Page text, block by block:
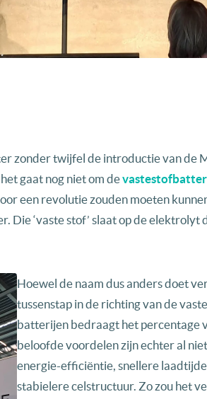
zonder twijfel de introductie van de
gaat nog niet om de
een revolutie zouden moeten
Die ‘vaste stof’ slaat op de
Hoewel de naam dus anders doet
tussenstap in de richting van de
batterijen bedraagt het percentage
beloofde voordelen zijn echter al
energie-efficiëntie, snellere
stabielere celstructuur. Zo zou het